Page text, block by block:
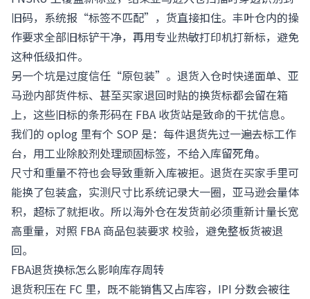
旧码，系统报“标签不匹配”，货直接扣住。丰叶仓内的操
作要求全部旧标铲干净，再用专业热敏打印机打新标，避免
这种低级扣件。
另一个坑是过度信任“原包装”。退货入仓时快递面单、亚
马逊内部货件标、甚至买家退回时贴的换货标都会留在箱
上，这些旧标的条形码在 FBA 收货站是致命的干扰信息。
我们的 oplog 里有个 SOP 是：每件退货先过一遍去标工作
台，用工业除胶剂处理顽固标签，不给入库留死角。
尺寸和重量不符也会导致重新入库被拒。退货在买家手里可
能换了包装盒，实测尺寸比系统记录大一圈，亚马逊会量体
积，超标了就拒收。所以海外仓在发货前必须重新计量长宽
高重量，对照 FBA 商品包装要求 校验，避免整板货被退
回。
FBA退货换标怎么影响库存周转
退货积压在 FC 里，既不能销售又占库容，IPI 分数会被往